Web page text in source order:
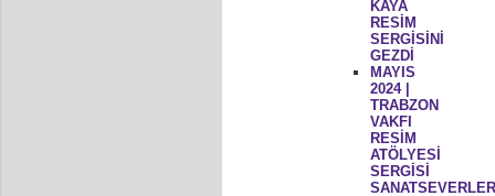
KAYA
RESİM
SERGİSİNİ
GEZDİ
MAYIS
2024 |
TRABZON
VAKFI
RESİM
ATÖLYESİ
SERGİSİ